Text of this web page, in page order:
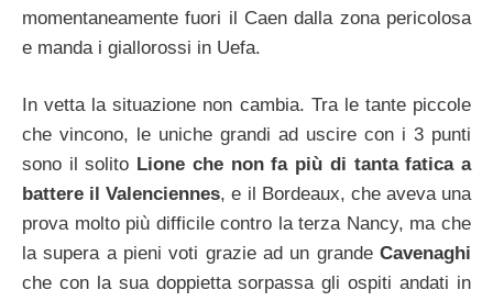
momentaneamente fuori il Caen dalla zona pericolosa
e manda i giallorossi in Uefa.
In vetta la situazione non cambia. Tra le tante piccole
che vincono, le uniche grandi ad uscire con i 3 punti
sono il solito Lione che non fa più di tanta fatica a
battere il Valenciennes, e il Bordeaux, che aveva una
prova molto più difficile contro la terza Nancy, ma che
la supera a pieni voti grazie ad un grande Cavenaghi
che con la sua doppietta sorpassa gli ospiti andati in